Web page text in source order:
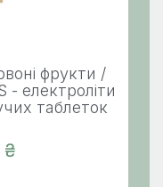
фрукти /
- електроліти
таблеток
₴